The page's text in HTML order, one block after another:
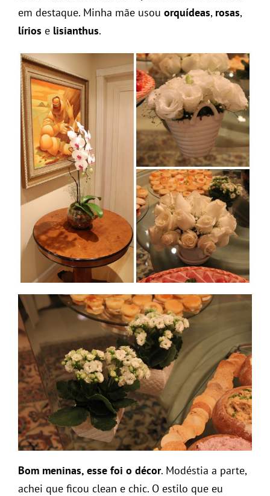
em destaque. Minha mãe usou orquídeas, rosas,
lírios e lisianthus.
Bom meninas, esse foi o décor. Modéstia a parte,
achei que ficou clean e chic. O estilo que eu